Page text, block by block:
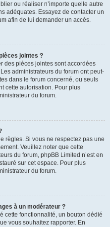
ou réaliser n’importe quelle autre
adéquates. Essayez de contacter un
afin de lui demander un accès.
jointes ?
des pièces jointes sont accordées
administrateurs du forum ont peut-
dans le forum concerné, ou seuls
cette autorisation. Pour plus
du forum.
règles. Si vous ne respectez pas une
Veuillez noter que cette
du forum, phpBB Limited n’est en
sur cet espace. Pour plus
du forum.
à un modérateur ?
cette fonctionnalité, un bouton dédié
vous souhaitez rapporter. En